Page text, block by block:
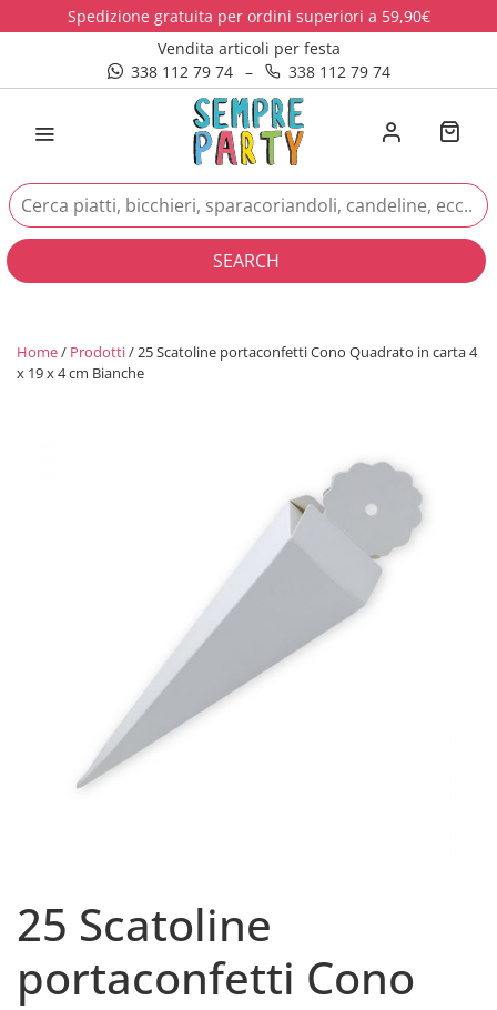
Spedizione gratuita per ordini superiori a 59,90€
Vendita articoli per festa
338 112 79 74
– 338 112 79 74
SEARCH
Home/ Prodotti/ 25 Scatoline portaconfetti Cono Quadrato in carta 4
x 19 x 4 cm Bianche
25 Scatoline
portaconfetti Cono